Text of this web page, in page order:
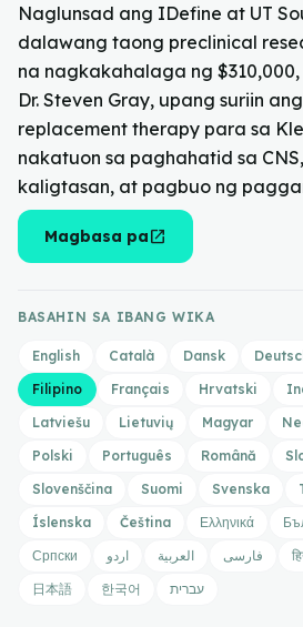
Naglunsad ang IDefine at UT
dalawang taong preclinical
na nagkakahalaga ng
Dr. Steven Gray, upang suriin
replacement therapy para sa
nakatuon sa paghahatid sa
kaligtasan, at pagbuo ng
Magbasa paopen_in_new
BASAHIN SA IBANG WIKA
English Català Dansk
Filipino
Français Hrvatski
Latviešu
Lietuvių Magyar
Polski
Português Română
Slovenščina
Suomi Svenska
Íslenska
Čeština Ελληνικά
Српски
اردو العربية فارسی
日本語
한국어 עברית